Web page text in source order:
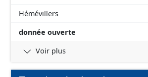
Hémévillers
donnée ouverte
Voir plus